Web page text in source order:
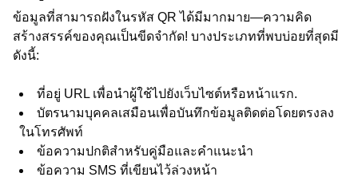
ข้อมูลที่สามารถฝังในรหัส QR ได้มีมากมาย—ความคิด
สร้างสรรค์ของคุณเป็นขีดจำกัด! บางประเภทที่พบบ่อยที่สุดมี
ดังนี้:
ที่อยู่ URL เพื่อนำผู้ใช้ไปยังเว็บไซต์หรือหน้าแรก.
บัตรนามบุคคลเสมือนเพื่อบันทึกข้อมูลติดต่อโดยตรงลง
ในโทรศัพท์
ข้อความปกติสำหรับคู่มือและคำแนะนำ
ข้อความ SMS ที่เขียนไว้ล่วงหน้า